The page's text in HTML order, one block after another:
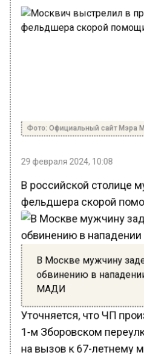
Фото: Официальный сайт Мэра
29 февраля 2024, 10:08
В российской столице
фельдшера скорой
В Москве мужчину
обвинению в
МАДИ
Уточняется, что ЧП
1-м Зборовском
на вызов к 67-летнему